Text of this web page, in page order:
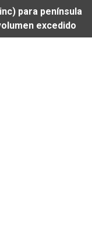
para península
excedido